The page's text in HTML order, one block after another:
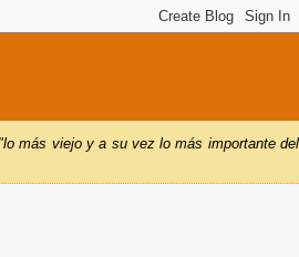
"lo más viejo y a su vez lo más importante del